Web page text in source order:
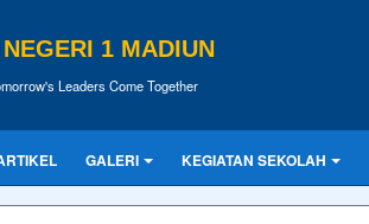
1 MADIUN
Leaders Come Together
GALERI KEGIATAN SEKOLAH